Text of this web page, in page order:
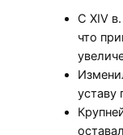
С XIV
что
уставу